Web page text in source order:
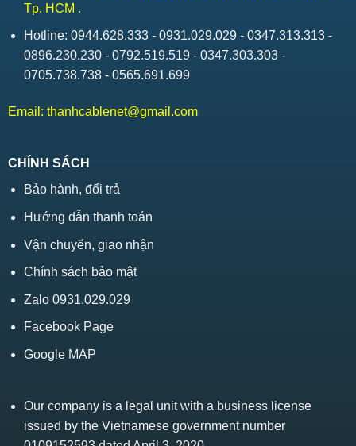
Tp. HCM .
Hotline: 0944.628.333 - 0931.029.029 - 0347.313.313 -
0896.230.230 - 0792.519.519 - 0347.303.303 -
0705.738.738 - 0565.691.699
Email: thanhcablenet@gmail.com
CHÍNH SÁCH
Bảo hành, đổi trả
Hướng dẫn thanh toán
Vận chuyển, giao nhận
Chính sách bảo mật
Zalo 0931.029.029
Facebook Page
Google MAP
Our company is a legal unit with a business license
issued by the Vietnamese government number